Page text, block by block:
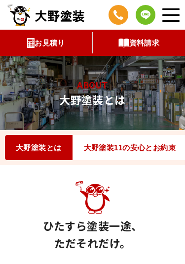
コ
ツ
へ
ス
キ
ッ
プ
お見積り 資料請求
ABOUT
大野塗装とは
大野塗装とは 大野塗装11の安心とお約束
ひたすら塗装一途、
ただそれだけ。